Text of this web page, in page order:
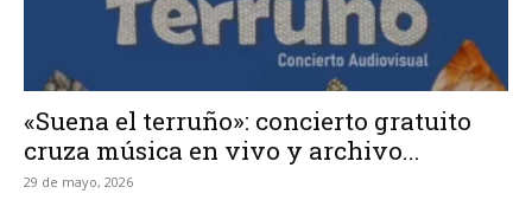
«Suena el terruño»: concierto gratuito
cruza música en vivo y archivo...
29 de mayo, 2026